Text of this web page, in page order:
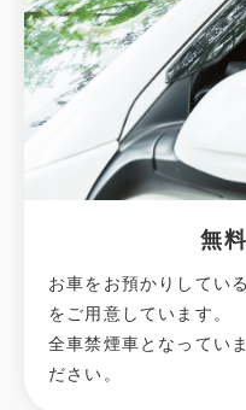
無
お車をお預かりしてい
をご用意しています。
全車禁煙車となってい
ださい。